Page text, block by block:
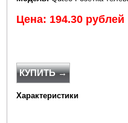
Цена: 194.30 рублей
КУПИТЬ →
Характеристики